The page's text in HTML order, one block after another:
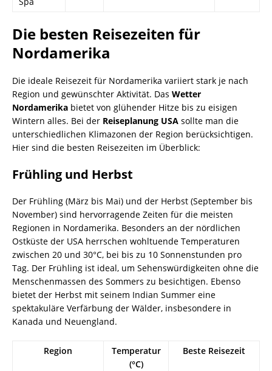
Die besten Reisezeiten für
Nordamerika
Die ideale Reisezeit für Nordamerika variiert stark je nach
Region und gewünschter Aktivität. Das Wetter
Nordamerika bietet von glühender Hitze bis zu eisigen
Wintern alles. Bei der Reiseplanung USA sollte man die
unterschiedlichen Klimazonen der Region berücksichtigen.
Hier sind die besten Reisezeiten im Überblick:
Frühling und Herbst
Der Frühling (März bis Mai) und der Herbst (September bis
November) sind hervorragende Zeiten für die meisten
Regionen in Nordamerika. Besonders an der nördlichen
Ostküste der USA herrschen wohltuende Temperaturen
zwischen 20 und 30°C, bei bis zu 10 Sonnenstunden pro
Tag. Der Frühling ist ideal, um Sehenswürdigkeiten ohne die
Menschenmassen des Sommers zu besichtigen. Ebenso
bietet der Herbst mit seinem Indian Summer eine
spektakuläre Verfärbung der Wälder, insbesondere in
Kanada und Neuengland.
Region
Temperatur
(°C)
Beste Reisezeit